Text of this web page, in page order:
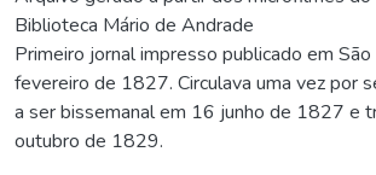
Biblioteca Mário de Andrade
Primeiro jornal impresso publicado em
fevereiro de 1827. Circulava uma vez por
a ser bissemanal em 16 junho de 1827 e
outubro de 1829.